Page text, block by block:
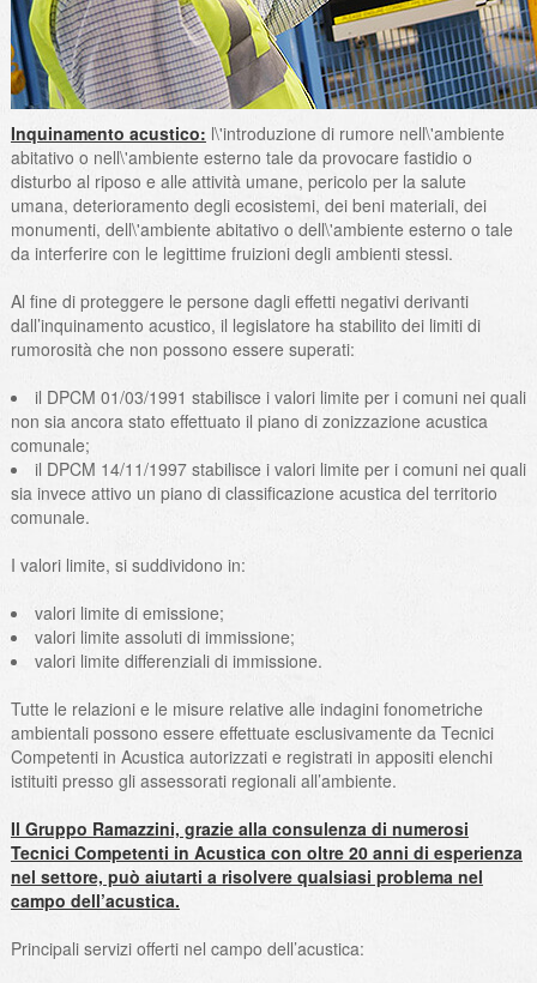
Inquinamento acustico: l\'introduzione di rumore nell\'ambiente
abitativo o nell\'ambiente esterno tale da provocare fastidio o
disturbo al riposo e alle attività umane, pericolo per la salute
umana, deterioramento degli ecosistemi, dei beni materiali, dei
monumenti, dell\'ambiente abitativo o dell\'ambiente esterno o tale
da interferire con le legittime fruizioni degli ambienti stessi.
Al fine di proteggere le persone dagli effetti negativi derivanti
dall’inquinamento acustico, il legislatore ha stabilito dei limiti di
rumorosità che non possono essere superati:
il DPCM 01/03/1991 stabilisce i valori limite per i comuni nei quali
non sia ancora stato effettuato il piano di zonizzazione acustica
comunale;
il DPCM 14/11/1997 stabilisce i valori limite per i comuni nei quali
sia invece attivo un piano di classificazione acustica del territorio
comunale.
I valori limite, si suddividono in:
valori limite di emissione;
valori limite assoluti di immissione;
valori limite differenziali di immissione.
Tutte le relazioni e le misure relative alle indagini fonometriche
ambientali possono essere effettuate esclusivamente da Tecnici
Competenti in Acustica autorizzati e registrati in appositi elenchi
istituiti presso gli assessorati regionali all’ambiente.
Il Gruppo Ramazzini, grazie alla consulenza di numerosi
Tecnici Competenti in Acustica con oltre 20 anni di esperienza
nel settore, può aiutarti a risolvere qualsiasi problema nel
campo dell’acustica.
Principali servizi offerti nel campo dell’acustica: